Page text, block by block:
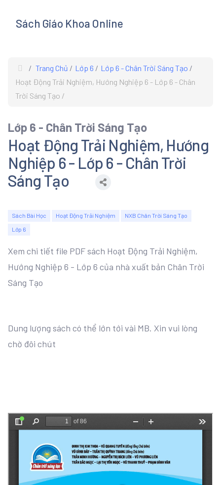
Sách Giáo Khoa Online
Trang Chủ Lớp 6
Lớp 6 - Chân Trời Sáng Tạo
Hoạt Động Trải Nghiệm, Hướng Nghiệp 6 - Lớp 6 - Chân
Trời Sáng Tạo
Lớp 6 - Chân Trời Sáng Tạo
Hoạt Động Trải Nghiệm, Hướng
Nghiệp 6 - Lớp 6 - Chân Trời
Sáng Tạo
Sách Bài Học Hoạt Động Trải Nghiệm
NXB Chân Trời Sáng Tạo
Lớp 6
Xem chi tiết file PDF sách Hoạt Động Trải Nghiệm,
Hướng Nghiệp 6 - Lớp 6 của nhà xuất bản Chân Trời
Sáng Tạo
Dung lượng sách có thể lớn tới vài MB. Xin vui lòng
chờ đôi chút